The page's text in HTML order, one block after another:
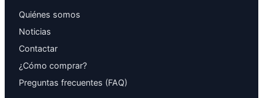
Quiénes somos
Noticias
Contactar
¿Cómo comprar?
Preguntas frecuentes (FAQ)